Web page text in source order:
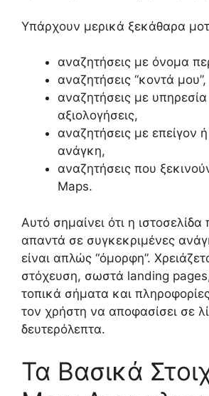
Υπάρχουν μερικά ξεκάθαρα
αναζητήσεις με όνομα
αναζητήσεις “κοντά μου”,
αναζητήσεις με
αξιολογήσεις,
αναζητήσεις με επείγον
ανάγκη,
αναζητήσεις που
Maps.
Αυτό σημαίνει ότι η ιστοσελίδα
απαντά σε συγκεκριμένες
είναι απλώς “όμορφη”.
στόχευση, σωστά landing
τοπικά σήματα και
τον χρήστη να αποφασίσει σε
δευτερόλεπτα.
Τα Βασικά